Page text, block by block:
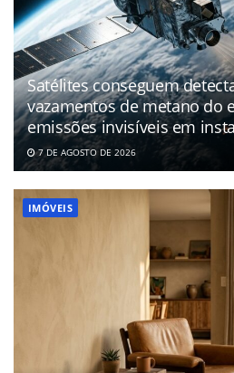
Satélites conseguem
vazamentos de metano do
emissões invisíveis em
7 DE AGOSTO DE 2026
IMÓVEIS